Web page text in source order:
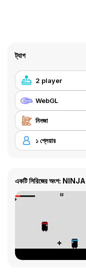
ট্যাগ
2 player
WebGL
নিনজা
১ প্লেয়ার
একটি সিরিজের অংশ: